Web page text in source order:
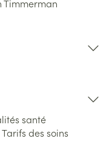
Timmerman
santé
Tarifs des soins